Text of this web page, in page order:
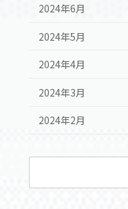
2024年6月
2024年5月
2024年4月
2024年3月
2024年2月